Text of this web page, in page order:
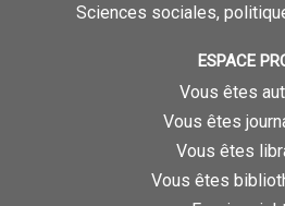
Sciences sociales,
ESPACE
Vous êtes
Vous êtes
Vous êtes
Vous êtes